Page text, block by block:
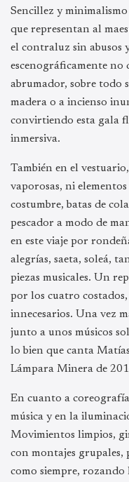
Sencillez y minimalismo
que representan al
el contraluz sin abusos
escenográficamente no
abrumador, sobre todo
madera o a incienso
convirtiendo esta gala
inmersiva.
También en el
vaporosas, ni
costumbre, batas de
pescador a modo de
en este viaje por
alegrías, saeta, soleá,
piezas musicales. Un
por los cuatro
innecesarios. Una vez
junto a unos músicos
lo bien que canta
Lámpara Minera de
En cuanto a
música y en la
Movimientos limpios,
con montajes grupales,
como siempre, rozando